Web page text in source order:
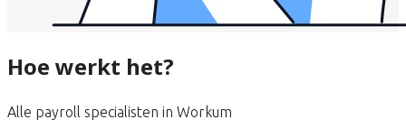
Hoe werkt het?
Alle payroll specialisten in Workum